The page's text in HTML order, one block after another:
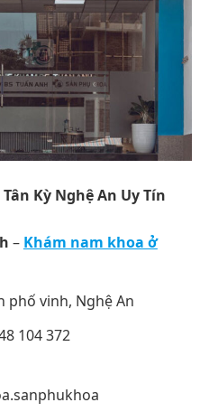
Kỳ Nghệ An Uy Tín
– Khám nam khoa ở
phố vinh, Nghệ An
104 372